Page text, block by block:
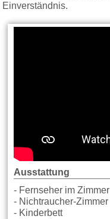
Einverständnis.
Ausstattung
- Fernseher im Zimmer
- Nichtraucher-Zimmer
- Kinderbett